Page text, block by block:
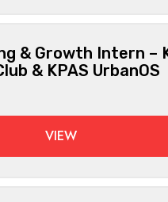
& Growth Intern –
& KPAS UrbanOS
VIEW